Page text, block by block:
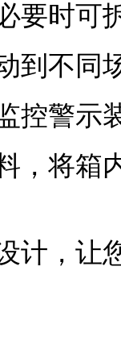
要时可
到不同
控警示
，将箱
计，让